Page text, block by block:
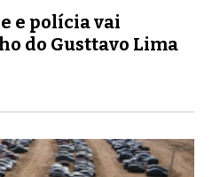
e polícia vai
do Gusttavo Lima